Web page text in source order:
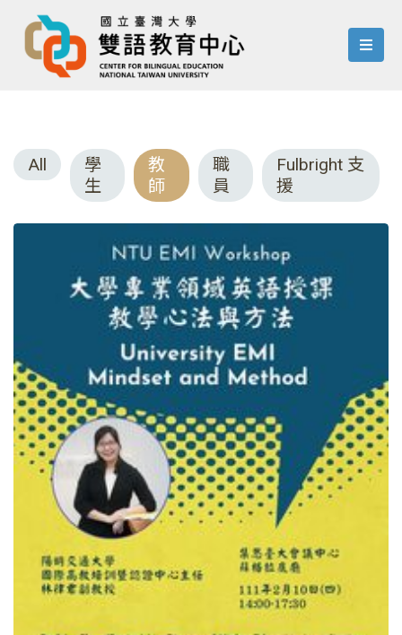
menu
All
學
生
教
師
職
員
Fulbright 支
援